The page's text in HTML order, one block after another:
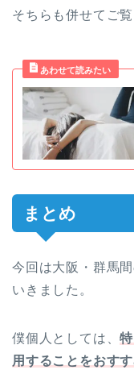
そちらも併せてご
まとめ
今回は大阪・群馬
いきました。
僕個人としては、
用することをおすす